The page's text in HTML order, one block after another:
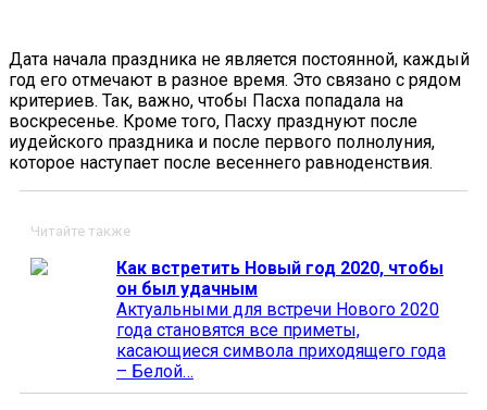
Дата начала праздника не является постоянной, каждый
год его отмечают в разное время. Это связано с рядом
критериев. Так, важно, чтобы Пасха попадала на
воскресенье. Кроме того, Пасху празднуют после
иудейского праздника и после первого полнолуния,
которое наступает после весеннего равноденствия.
Читайте также
Как встретить Новый год 2020, чтобы
он был удачным
Актуальными для встречи Нового 2020
года становятся все приметы,
касающиеся символа приходящего года
– Белой…